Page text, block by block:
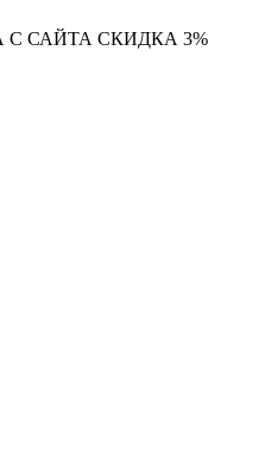
САЙТА СКИДКА 3%